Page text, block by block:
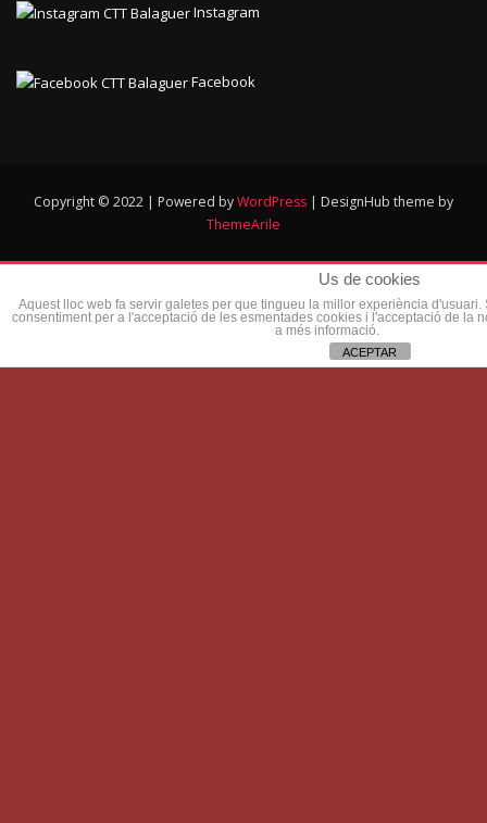
Instagram
Facebook
Copyright © 2022 | Powered byWordPress | DesignHub theme by
ThemeArile
Us de cookies
Aquest lloc web fa servir galetes per que tingueu la millor experiència
consentiment per a l'acceptació de les esmentades cookies i l'acceptació de la
a més informació.
ACEPTAR